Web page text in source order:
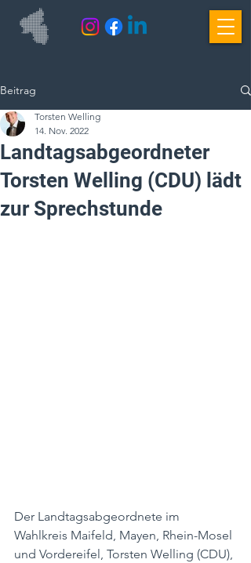
Beitrag
Landtagsabgeordneter
Torsten Welling (CDU) lädt
zur Sprechstunde
Torsten Welling
14. Nov. 2022
Der Landtagsabgeordnete im
Wahlkreis Maifeld, Mayen, Rhein-Mosel
und Vordereifel, Torsten Welling (CDU),